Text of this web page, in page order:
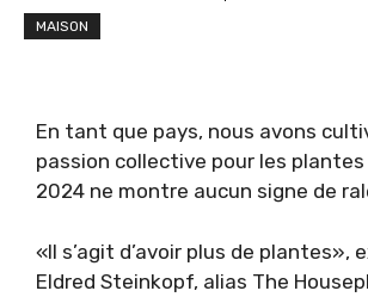
MAISON
En tant que pays, nous avons
passion collective pour les plantes
2024 ne montre aucun signe de
«Il s’agit d’avoir plus de plantes»,
Eldred Steinkopf, alias The